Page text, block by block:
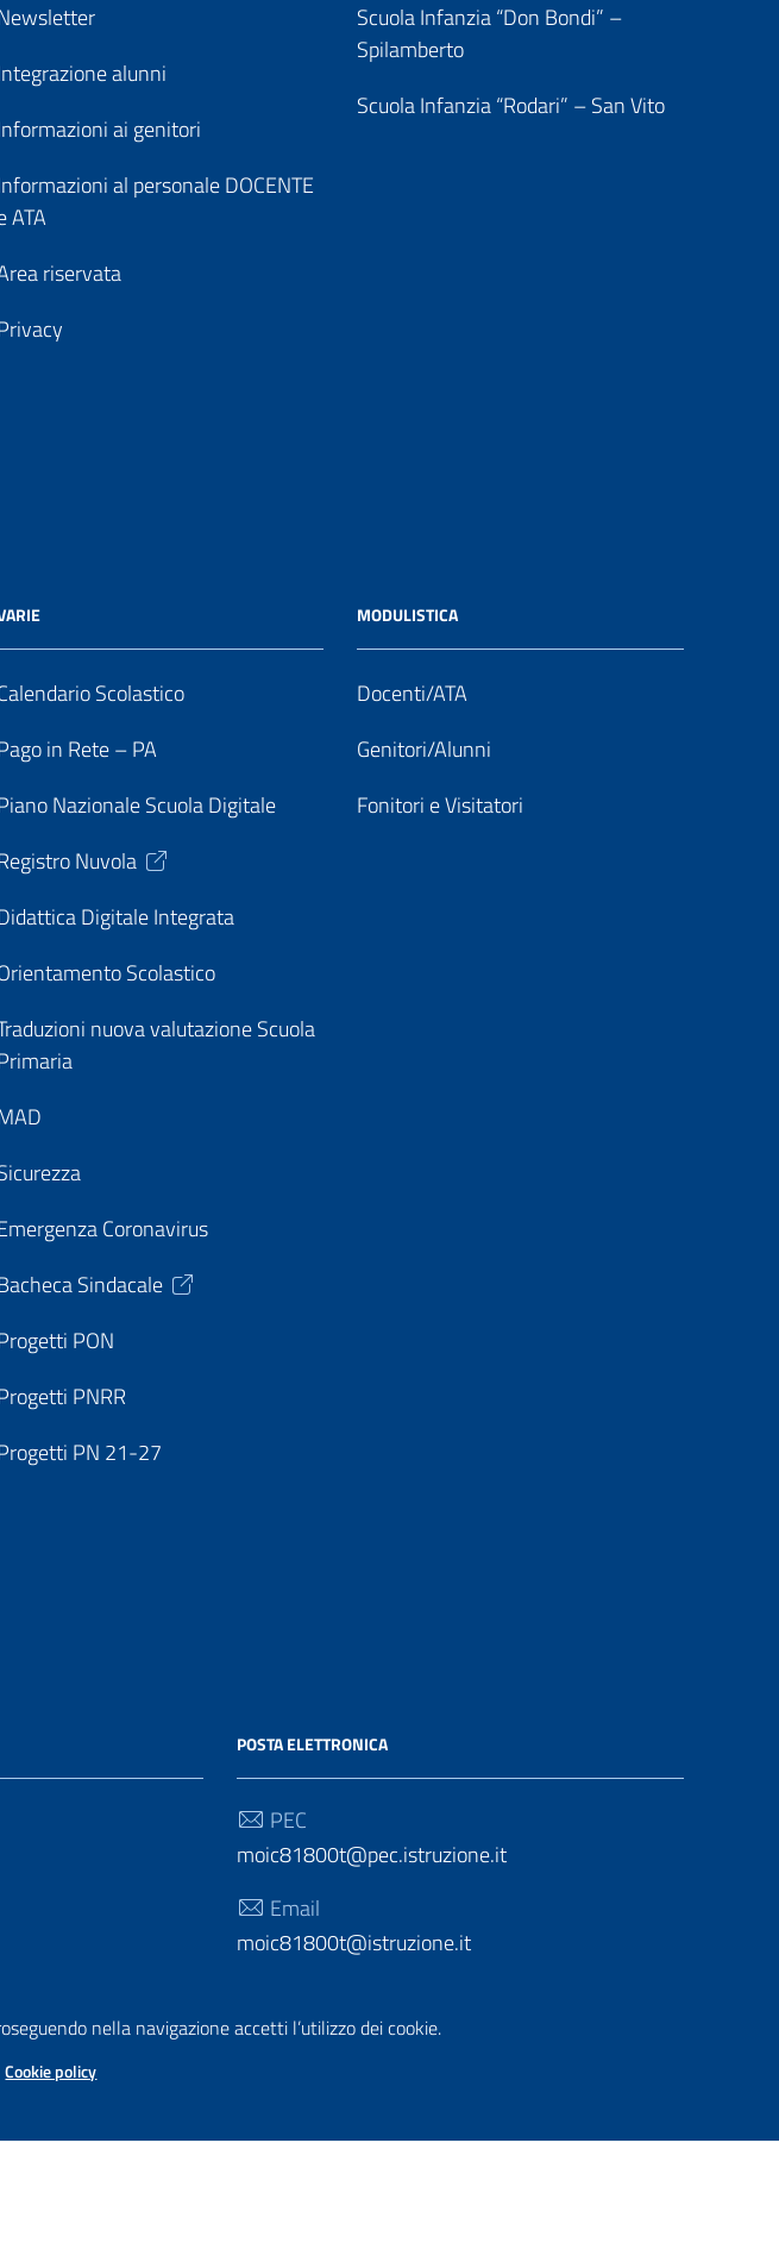
nella navigazione accetti l’utilizzo dei cookie.
Cookie policy
alunni
ai genitori
al personale DOCENTE
ATA
riservata
Scuola Infanzia “Don Bondi” –
Spilamberto
Scuola Infanzia “Rodari” – San Vito
Scolastico
in Rete – PA
Nazionale Scuola Digitale
Nuvola
Digitale Integrata
Scolastico
nuova valutazione Scuola
Coronavirus
Sindacale
PON
PNRR
PN 21-27
MODULISTICA
Docenti/ATA
Genitori/Alunni
Fonitori e Visitatori
POSTA ELETTRONICA
PEC
moic81800t@pec.istruzione.it
Email
moic81800t@istruzione.it